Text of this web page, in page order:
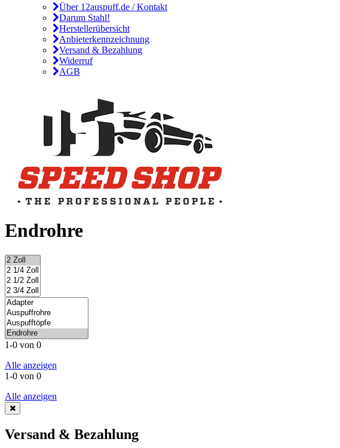
Über 12auspuff.de / Kontakt
Darum Stahl!
Herstellerübersicht
Anbieterkennzeichnung
Versand & Bezahlung
Widerruf
AGB
Endrohre
1-0 von 0
Alle anzeigen
1-0 von 0
Alle anzeigen
Versand & Bezahlung